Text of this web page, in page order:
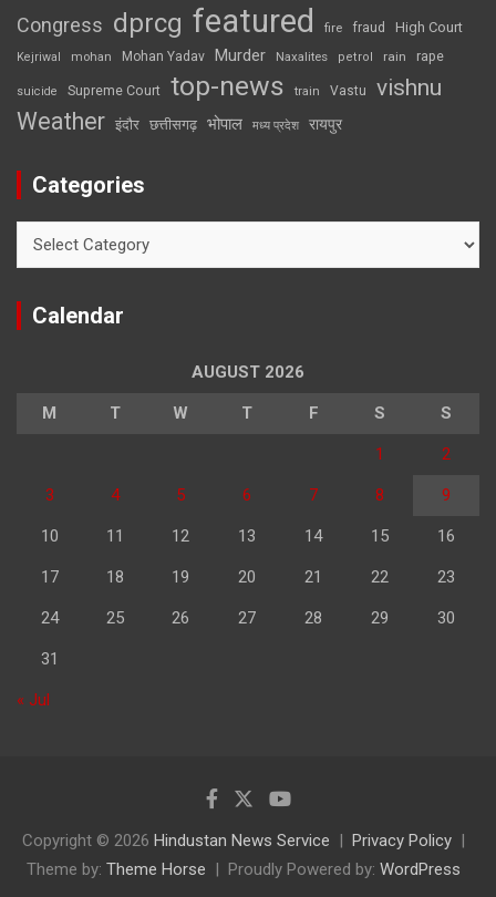
Congress dprcg featured fire fraud High Court
Kejriwal mohan Mohan Yadav Murder Naxalites petrol rain rape
suicide Supreme Court top-news train Vastu vishnu
Weather इंदौर छत्तीसगढ़ भोपाल मध्य प्रदेश रायपुर
Categories
Calendar
AUGUST 2026
M T W T F S S
1 2
3 4 5 6 7 8 9
10 11 12 13 14 15 16
17 18 19 20 21 22 23
24 25 26 27 28 29 30
31
« Jul
Copyright © 2026 Hindustan News Service
Privacy Policy
Theme by: Theme Horse Proudly Powered by: WordPress